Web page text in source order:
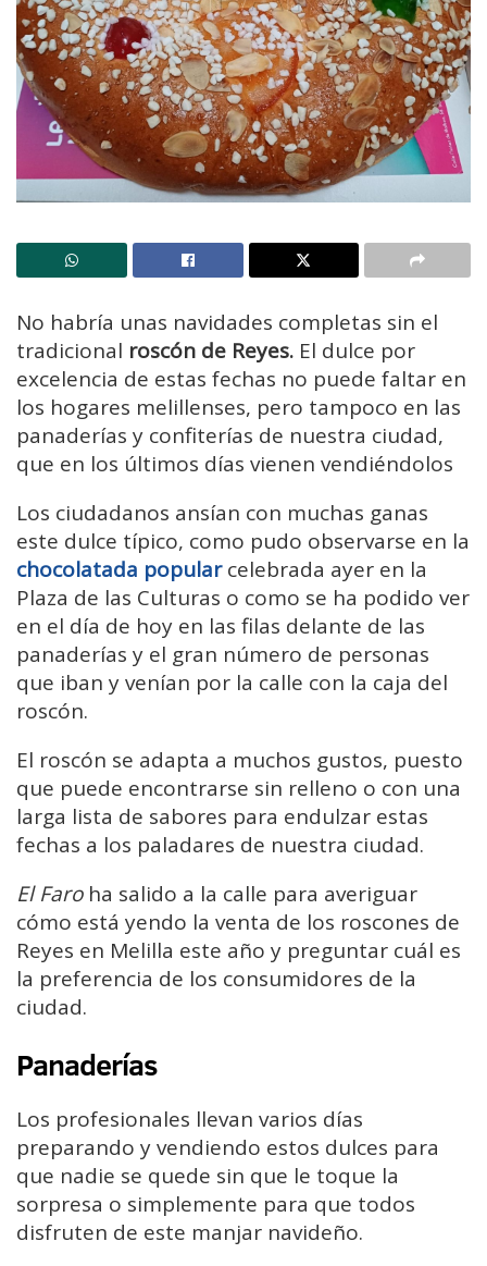
No habría unas navidades completas sin el
tradicional roscón de Reyes. El dulce por
excelencia de estas fechas no puede faltar en
los hogares melillenses, pero tampoco en las
panaderías y confiterías de nuestra ciudad,
que en los últimos días vienen vendiéndolos
Los ciudadanos ansían con muchas ganas
este dulce típico, como pudo observarse en la
chocolatada popularcelebrada ayer en la
Plaza de las Culturas o como se ha podido ver
en el día de hoy en las filas delante de las
panaderías y el gran número de personas
que iban y venían por la calle con la caja del
roscón.
El roscón se adapta a muchos gustos, puesto
que puede encontrarse sin relleno o con una
larga lista de sabores para endulzar estas
fechas a los paladares de nuestra ciudad.
El Faroha salido a la calle para averiguar
cómo está yendo la venta de los roscones de
Reyes en Melilla este año y preguntar cuál es
la preferencia de los consumidores de la
ciudad.
Panaderías
Los profesionales llevan varios días
preparando y vendiendo estos dulces para
que nadie se quede sin que le toque la
sorpresa o simplemente para que todos
disfruten de este manjar navideño.